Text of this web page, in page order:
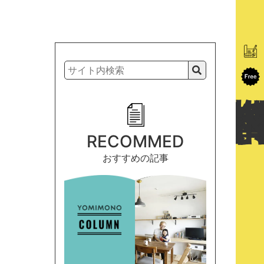
RECOMMED
おすすめの記事